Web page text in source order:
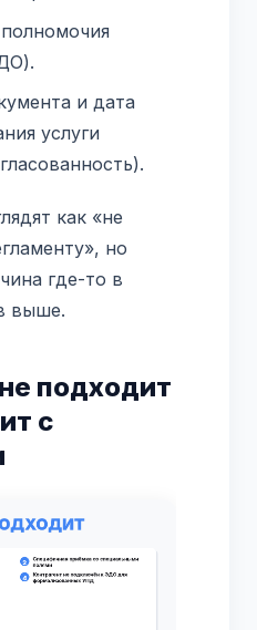
и дата
услуги
как «не
но
где-то в
выше.
подходит
с